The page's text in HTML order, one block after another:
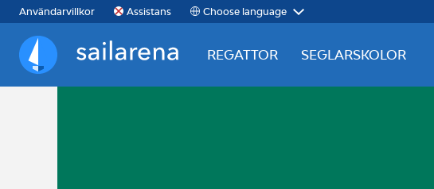
Användarvillkor Assistans Choose language
Sailarena
REGATTOR SEGLARSKOLOR